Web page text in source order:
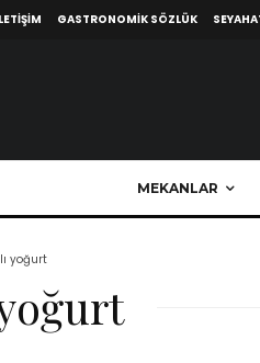
GASTRONOMIK SÖZLÜK
MEKANLAR
yoğurt